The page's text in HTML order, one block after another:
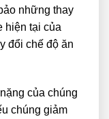
những thay
hiện tại của
đổi chế độ ăn
của chúng
chúng giảm